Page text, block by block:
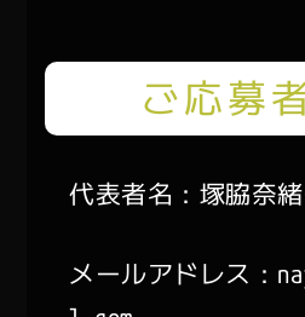
ご応募
代表者名：塚脇奈
メールアドレス：